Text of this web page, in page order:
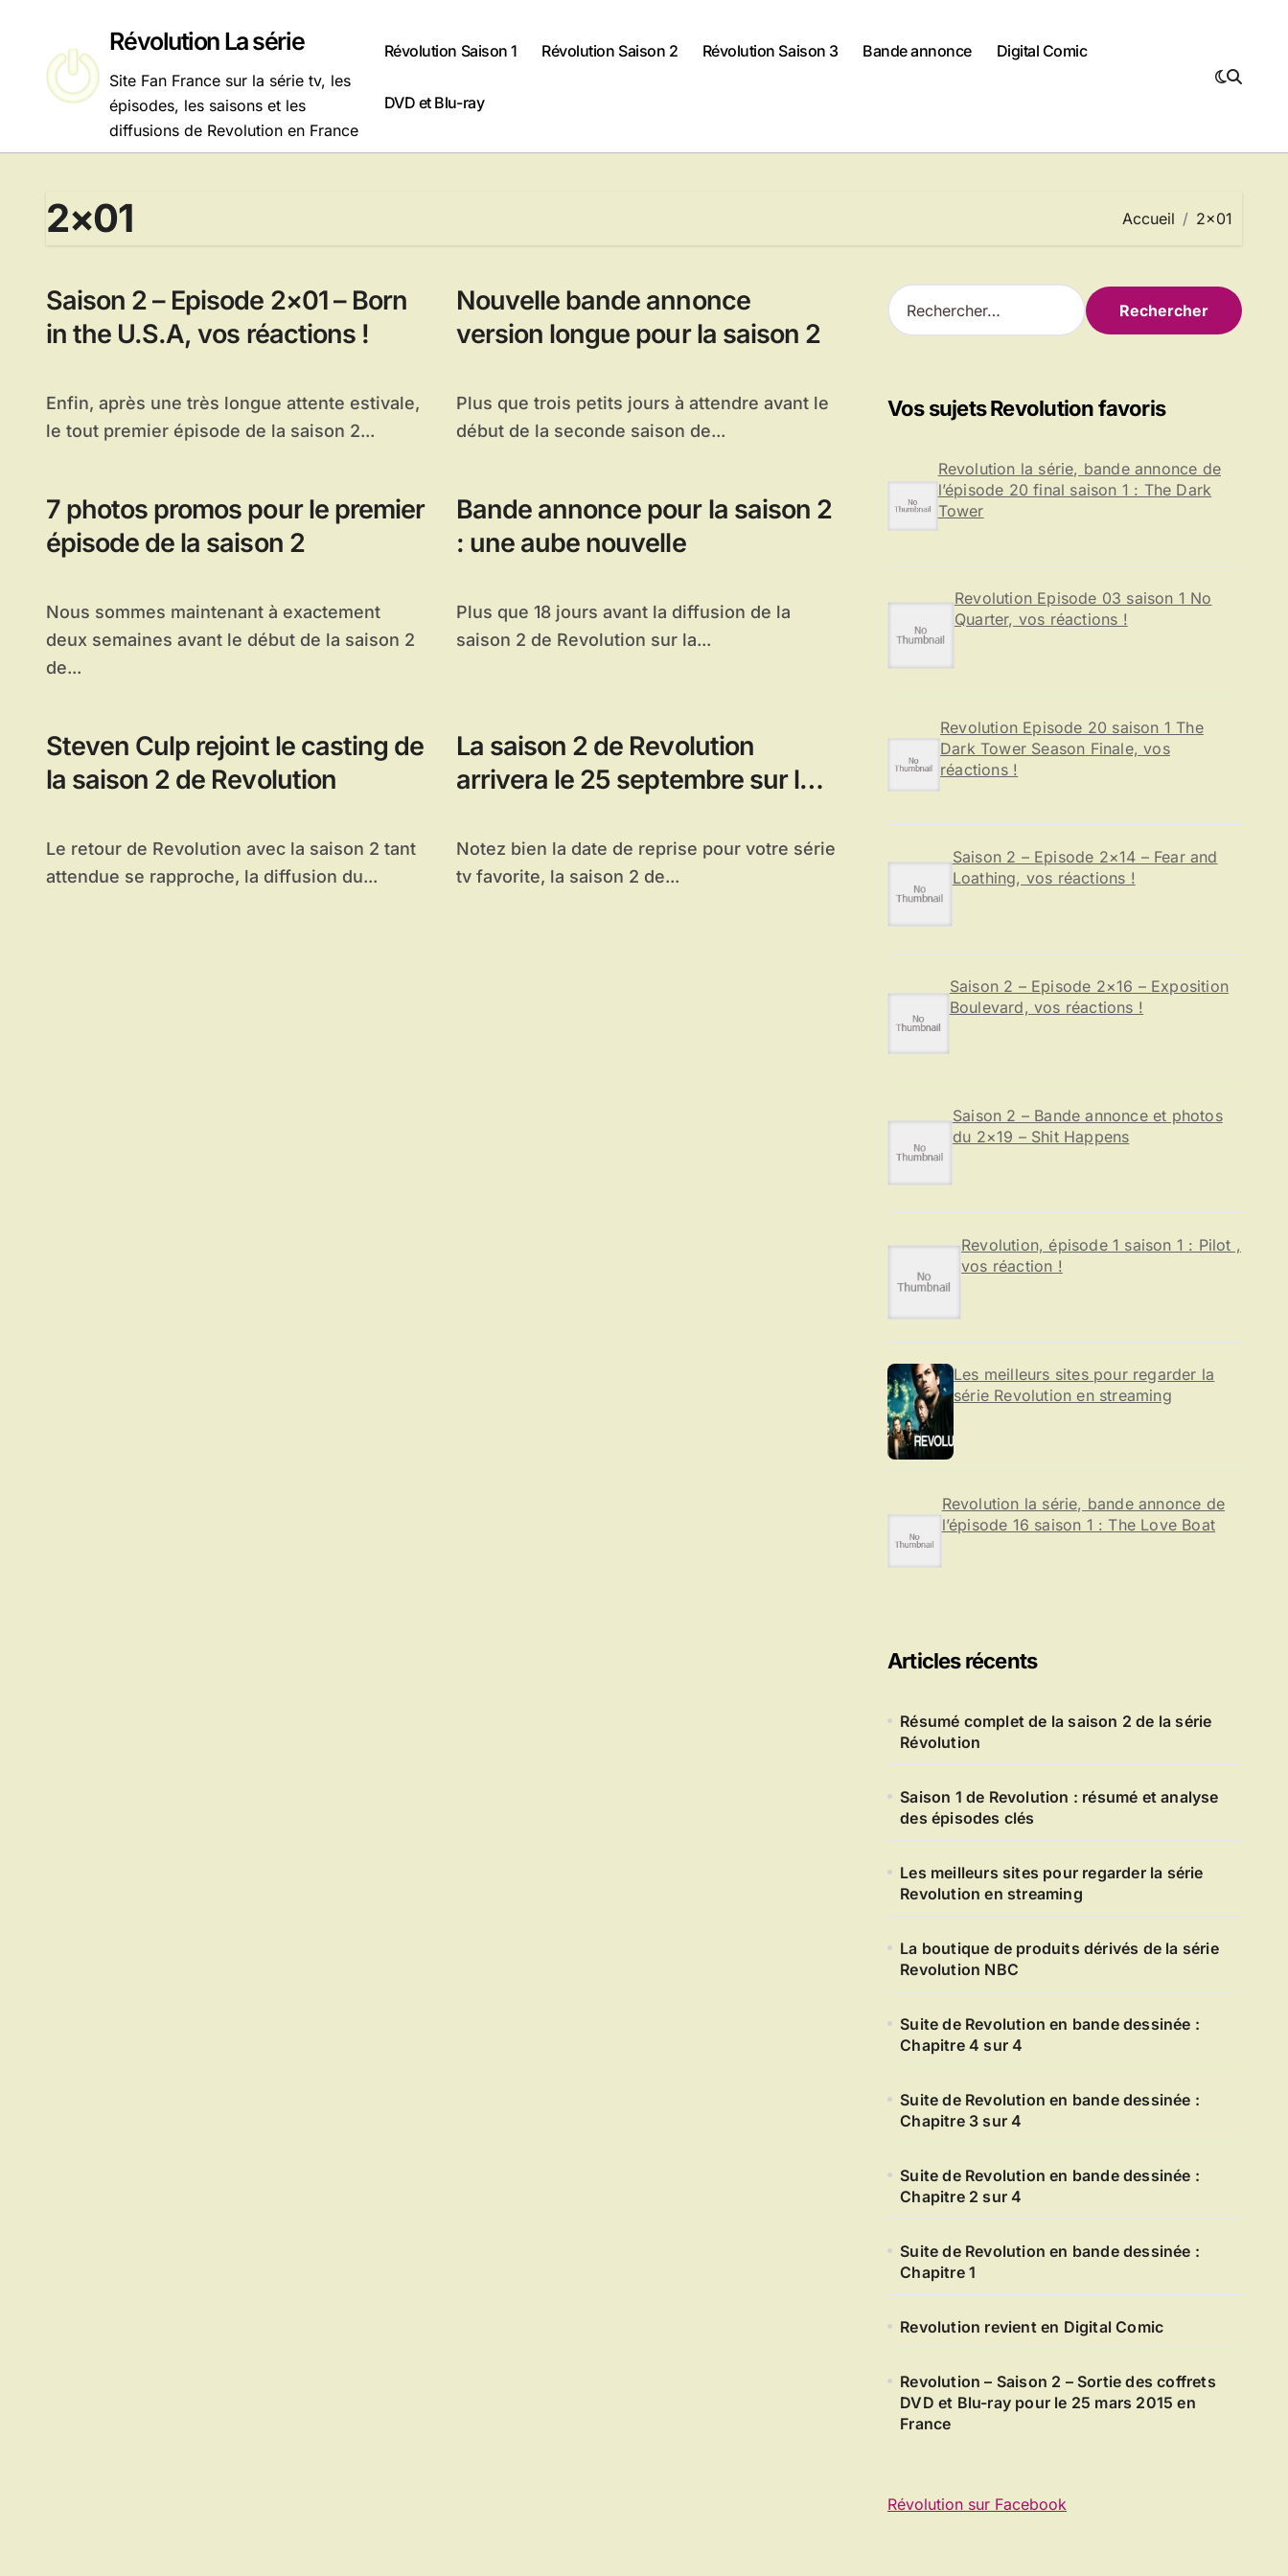
contenu
Révolution La série
Site Fan France sur la série tv, les
épisodes, les saisons et les
diffusions de Revolution en France
Révolution Saison 1 Révolution Saison 2 Révolution Saison 3 Bande annonce Digital Comic
DVD et Blu-ray
2×01 Accueil 2×01
Saison 2 – Episode 2×01 – Born
in the U.S.A, vos réactions !
Enfin, après une très longue attente estivale,
le tout premier épisode de la saison 2...
Nouvelle bande annonce
version longue pour la saison 2
Plus que trois petits jours à attendre avant le
début de la seconde saison de...
7 photos promos pour le premier
épisode de la saison 2
Nous sommes maintenant à exactement
deux semaines avant le début de la saison 2
de...
Bande annonce pour la saison 2
: une aube nouvelle
Plus que 18 jours avant la diffusion de la
saison 2 de Revolution sur la...
Steven Culp rejoint le casting de
la saison 2 de Revolution
Le retour de Revolution avec la saison 2 tant
attendue se rapproche, la diffusion du...
La saison 2 de Revolution
arrivera le 25 septembre sur la
Notez bien la date de reprise pour votre série
tv favorite, la saison 2 de...
R
e
r
c
r
Vos sujets Revolution favoris
Revolution la série, bande annonce de
l’épisode 20 final saison 1 : The Dark
Tower
Revolution Episode 03 saison 1 No
Quarter, vos réactions !
Revolution Episode 20 saison 1 The
Dark Tower Season Finale, vos
réactions !
Saison 2 – Episode 2×14 – Fear and
Loathing, vos réactions !
Saison 2 – Episode 2×16 – Exposition
Boulevard, vos réactions !
Saison 2 – Bande annonce et photos
du 2×19 – Shit Happens
Revolution, épisode 1 saison 1 : Pilot ,
vos réaction !
Les meilleurs sites pour regarder la
série Revolution en streaming
Revolution la série, bande annonce de
l’épisode 16 saison 1 : The Love Boat
Articles récents
Résumé complet de la saison 2 de la série
Révolution
Saison 1 de Revolution : résumé et analyse
des épisodes clés
Les meilleurs sites pour regarder la série
Revolution en streaming
La boutique de produits dérivés de la série
Revolution NBC
Suite de Revolution en bande dessinée :
Chapitre 4 sur 4
Suite de Revolution en bande dessinée :
Chapitre 3 sur 4
Suite de Revolution en bande dessinée :
Chapitre 2 sur 4
Suite de Revolution en bande dessinée :
Chapitre 1
Revolution revient en Digital Comic
Revolution – Saison 2 – Sortie des coffrets
DVD et Blu-ray pour le 25 mars 2015 en
France
Révolution sur Facebook